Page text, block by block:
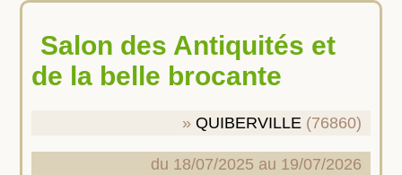
Salon des Antiquités et
de la belle brocante
QUIBERVILLE (76860)
du 18/07/2025 au 19/07/2026